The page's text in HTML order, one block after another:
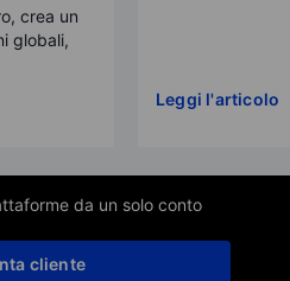
crea un
globali,
Leggi l'articolo
da un solo conto
cliente